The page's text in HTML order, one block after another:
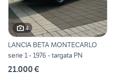
4
LANCIA BETA MONTECARLO
serie 1 - 1976 - targata PN
21.000 €